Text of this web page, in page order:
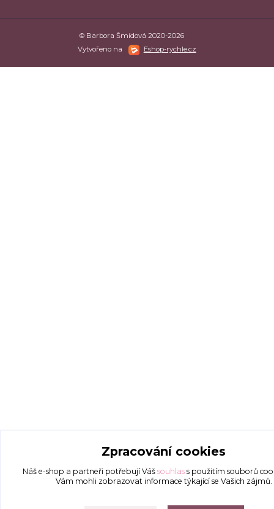
© Barbora Šmídová 2020-2026
Vytvořeno na
Eshop-rychle.cz
Zpracování cookies
Náš e-shop a partneři potřebují Váš souhlass použitím souborů
Vám mohli zobrazovat informace týkající se Vašich zájmů.